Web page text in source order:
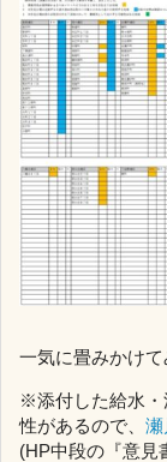
一気に畳みかけ
※添付した給水・
性があるので、 瀬
(HP中段の『意見